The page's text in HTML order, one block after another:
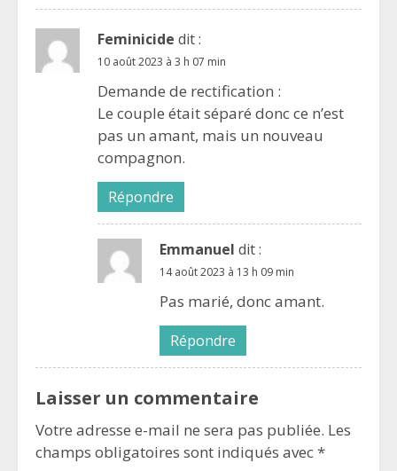
Feminicide dit :
10 août 2023 à 3 h 07 min
Demande de rectification :
Le couple était séparé donc ce n’est
pas un amant, mais un nouveau
compagnon.
Répondre
Emmanuel dit :
14 août 2023 à 13 h 09 min
Pas marié, donc amant.
Répondre
Laisser un commentaire
Votre adresse e-mail ne sera pas publiée. Les
champs obligatoires sont indiqués avec*